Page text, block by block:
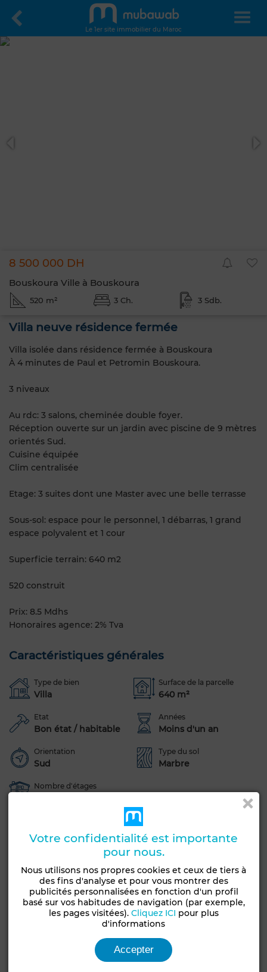
Le 1er site immobilier du Maroc
8 500 000 DH
Bouskoura Ville à Bouskoura
520 m² 3 Ch. 3 Sdb.
Villa neuve résidence fermée
Villa isolée dans résidence fermée à Bouskoura
À 4 minutes de Paul et Petromin Bouskoura.
3 niveaux
Au rdc: 3 salons, cheminée double foyer.
Réception ouverte sur un jardin avec piscine de 9 mètres
orientés Sud.
Cuisine équipée
Clim centralisée
Etage: 3 suites dont une Master avec une belle terrasse
Sous-sol: espace pour le personnel, 1 débarras, 1 grand
espace polyvalent et 1 cour
Superficie terrain: 640 m2
520 construit
Prix: 8.5 Mdhs
Honoraires agence: 2% Tva
Caractéristiques générales
Type de bien
Villa
Surface de la parcelle
640 m²
Etat
Bon état / habitable
Années
Moins d'un an
Orientation
Sud
Type du sol
Marbre
Nombre d'étages
Garage
Concierge Chambre rangement Entre-seul
Climatisation Sécurité
Double vitrage Cuisine équipée
Voir plus de photos
Votre confidentialité est importante
pour nous.
Nous utilisons nos propres cookies et ceux de tiers à
des fins d'analyse et pour vous montrer des
publicités personnalisées en fonction d'un profil
basé sur vos habitudes de navigation (par exemple,
les pages visitées). Cliquez ICI pour plus
d'informations
Accepter